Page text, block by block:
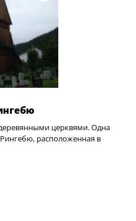
церквями. Одна
расположенная в